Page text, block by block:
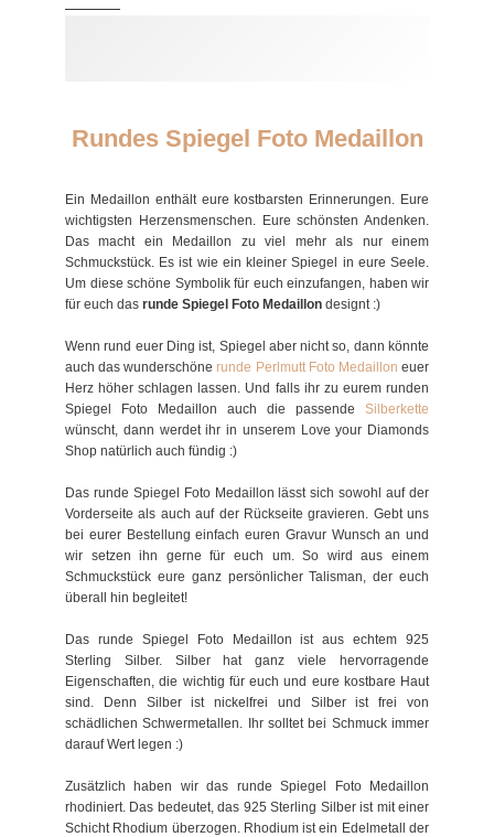
Rundes Spiegel Foto Medaillon
Ein Medaillon enthält eure kostbarsten Erinnerungen. Eure
wichtigsten Herzensmenschen. Eure schönsten Andenken.
Das macht ein Medaillon zu viel mehr als nur einem
Schmuckstück. Es ist wie ein kleiner Spiegel in eure Seele.
Um diese schöne Symbolik für euch einzufangen, haben wir
für euch das runde Spiegel Foto Medaillon designt :)
Wenn rund euer Ding ist, Spiegel aber nicht so, dann könnte
auch das wunderschönerunde Perlmutt Foto Medaillon euer
Herz höher schlagen lassen. Und falls ihr zu eurem runden
Spiegel Foto Medaillon auch die passende Silberkette
wünscht, dann werdet ihr in unserem Love your Diamonds
Shop natürlich auch fündig :)
Das runde Spiegel Foto Medaillon lässt sich sowohl auf der
Vorderseite als auch auf der Rückseite gravieren. Gebt uns
bei eurer Bestellung einfach euren Gravur Wunsch an und
wir setzen ihn gerne für euch um. So wird aus einem
Schmuckstück eure ganz persönlicher Talisman, der euch
überall hin begleitet!
Das runde Spiegel Foto Medaillon ist aus echtem 925
Sterling Silber. Silber hat ganz viele hervorragende
Eigenschaften, die wichtig für euch und eure kostbare Haut
sind. Denn Silber ist nickelfrei und Silber ist frei von
schädlichen Schwermetallen. Ihr solltet bei Schmuck immer
darauf Wert legen :)
Zusätzlich haben wir das runde Spiegel Foto Medaillon
rhodiniert. Das bedeutet, das 925 Sterling Silber ist mit einer
Schicht Rhodium überzogen. Rhodium ist ein Edelmetall der